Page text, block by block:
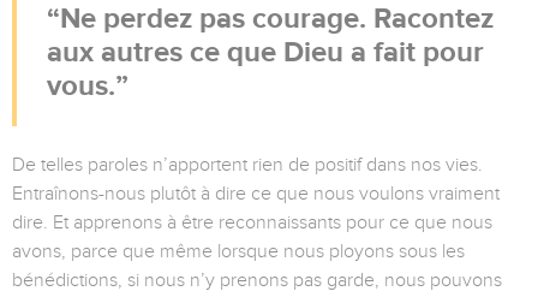
Ne perdez pas courage. Racontez
aux autres ce que Dieu a fait pour
vous.
De telles paroles n’apportent rien de positif dans nos vies.
Entraînons-nous plutôt à dire ce que nous voulons vraiment
dire. Et apprenons à être reconnaissants pour ce que nous
avons, parce que même lorsque nous ployons sous les
bénédictions, si nous n’y prenons pas garde, nous pouvons